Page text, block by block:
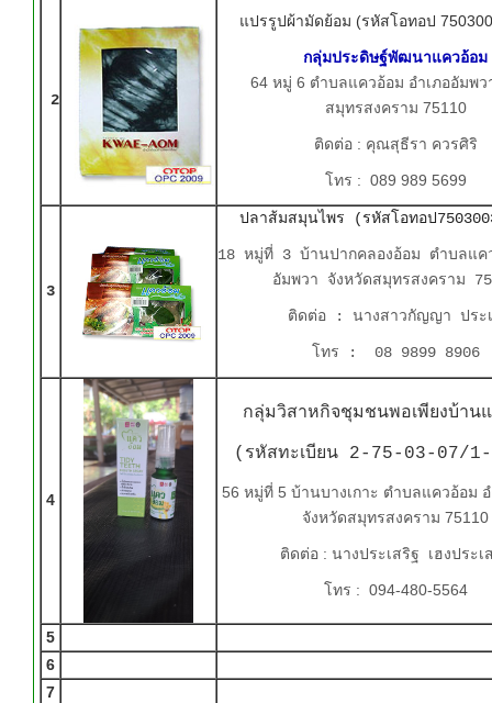
2
แปรรูปผ้ามัดย้อม (รหัสโอทอป
กลุ่มประดิษฐ์พัฒนาแควอ้อม
64 หมู่ 6 ตำบลแควอ้อม อำเภออัมพว
สมุทรสงคราม 75110
ติดต่อ : คุณสุธีรา ควรศิริ
โทร : 089 989 5699
3
ปลาส้มสมุนไพร (รหัสโอทอป
18 หมู่ที่ 3 บ้านปากคลองอ้อม ตำบลแค
อัมพวา จังหวัดสมุทรสงคราม
ติดต่อ : นางสาวกัญญา ประ
โทร : 08 9899 8906
4
กลุ่มวิสาหกิจชุมชนพอเพียงบ้าน
(รหัสทะเบียน 2-75-03-07/
56 หมู่ที่ 5 บ้านบางเกาะ ตำบลแควอ้อม
จังหวัดสมุทรสงคราม 75110
ติดต่อ : นางประเสริฐ เฮงประเ
โทร : 094-480-5564
5
6
7